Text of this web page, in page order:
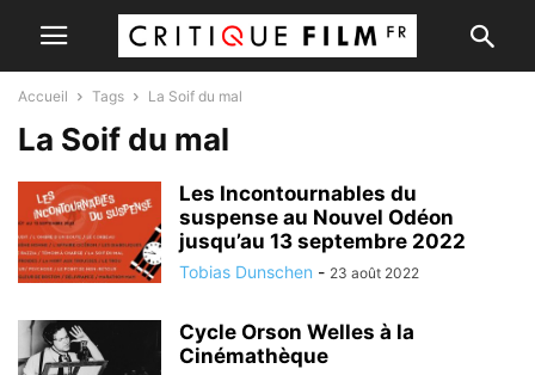
Accueil Tags La Soif du mal
La Soif du mal
Les Incontournables du
suspense au Nouvel Odéon
jusqu’au 13 septembre 2022
Tobias Dunschen - 23 août 2022
Cycle Orson Welles à la
Cinémathèque